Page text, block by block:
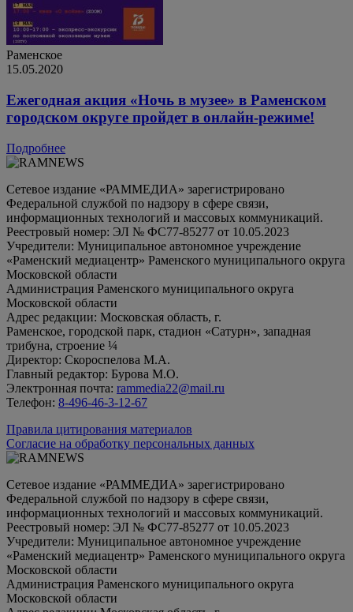
Раменское
15.05.2020
Ежегодная акция «Ночь в музее» в Раменском
городском округе пройдет в онлайн-режиме!
Подробнее
Сетевое издание «РАММЕДИА» зарегистрировано
Федеральной службой по надзору в сфере связи,
информационных технологий и массовых коммуникаций.
Реестровый номер: ЭЛ № ФС77-85277 от 10.05.2023
Учредители: Муниципальное автономное учреждение
«Раменский медиацентр» Раменского муниципального округа
Московской области
Администрация Раменского муниципального округа
Московской области
Адрес редакции: Московская область, г.
Раменское, городской парк, стадион «Сатурн», западная
трибуна, строение ¼
Директор: Скороспелова М.А.
Главный редактор: Бурова М.О.
Электронная почта: rammedia22@mail.ru
Телефон: 8-496-46-3-12-67
Правила цитирования материалов
Согласие на обработку персональных данных
Сетевое издание «РАММЕДИА» зарегистрировано
Федеральной службой по надзору в сфере связи,
информационных технологий и массовых коммуникаций.
Реестровый номер: ЭЛ № ФС77-85277 от 10.05.2023
Учредители: Муниципальное автономное учреждение
«Раменский медиацентр» Раменского муниципального округа
Московской области
Администрация Раменского муниципального округа
Московской области